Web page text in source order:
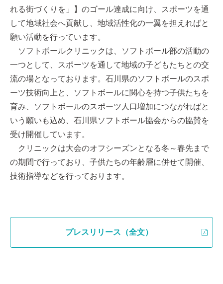
れる街づくりを」】のゴール達成に向け、スポーツを通
して地域社会へ貢献し、地域活性化の一翼を担えればと
願い活動を行っています。
ソフトボールクリニックは、ソフトボール部の活動の
一つとして、スポーツを通して地域の子どもたちとの交
流の場となっております。石川県のソフトボールのスポ
ーツ技術向上と、ソフトボールに関心を持つ子供たちを
育み、ソフトボールのスポーツ人口増加につながればと
いう願いも込め、石川県ソフトボール協会からの協賛を
受け開催しています。
クリニックは大会のオフシーズンとなる冬～春先まで
の期間で行っており、子供たちの年齢層に併せて開催、
技術指導などを行っております。
プレスリリース（全文）